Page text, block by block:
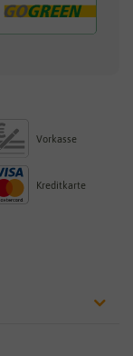
Vorkasse
Kreditkarte